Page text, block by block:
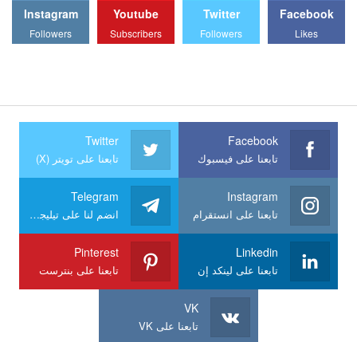
Facebook
Likes
Twitter
Followers
Youtube
Subscribers
Instagram
Followers
Facebook
تابعنا على فيسبوك
Twitter
تابعنا على تويتر (X)
Instagram
تابعنا على انستقرام
Telegram
انضم لنا على تيليجرام
Linkedin
تابعنا على لينكد إن
Pinterest
تابعنا على بنترست
VK
تابعنا على VK